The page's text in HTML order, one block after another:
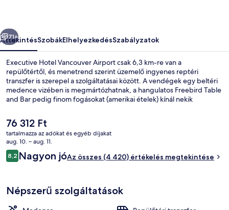
Következő
71+
ÁttekintésSzobákElhelyezkedésSzabályzatok
Executive Hotel Vancouver Airport csak 6,3 km-re van a
repülőtértől, és menetrend szerint üzemelő ingyenes reptéri
transzfer is szerepel a szolgáltatásai között. A vendégek egy beltéri
medence vizében is megmártózhatnak, a hangulatos Freebird Table
and Bar pedig finom fogásokat (amerikai ételek) kínál nekik
és fitneszlétesítmény jóvoltából még nívósabb. Más utazók nagyra
értékelik a szálláshely következő jellemzőit: segítőkész személyzet és
étterem. A tömegközlekedés rövid sétával megközelíthető:
Richmond-Brighouse metróállomás 11 perc, Lansdowne megállóhely
pedig 13 perc séta.
A
jelenlegi
ár
76 312 Ft
76 312 Ft
tartalmazza az adókat és egyéb díjakat
aug. 10. – aug. 11.
Értékelések
8,28,2 ennyiből: 10
Nagyon jóAz összes (4 420) értékelés megtekintése
Népszerű szolgáltatások